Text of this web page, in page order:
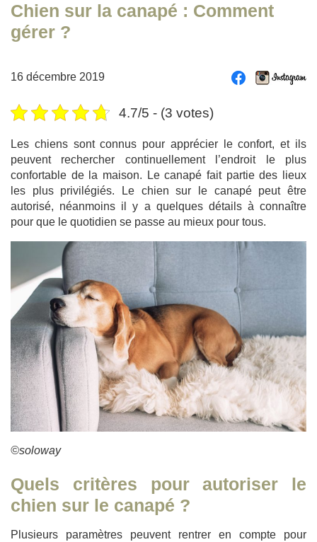
Chien sur la canapé : Comment
gérer ?
16 décembre 2019
4.7/5 - (3 votes)
Les chiens sont connus pour apprécier le confort, et ils
peuvent rechercher continuellement l’endroit le plus
confortable de la maison. Le canapé fait partie des lieux
les plus privilégiés. Le chien sur le canapé peut être
autorisé, néanmoins il y a quelques détails à connaître
pour que le quotidien se passe au mieux pour tous.
©soloway
Quels critères pour autoriser le
chien sur le canapé ?
Plusieurs paramètres peuvent rentrer en compte pour